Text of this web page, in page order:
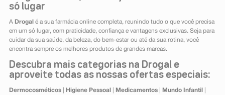
só lugar
A Drogal é a sua farmácia online completa, reunindo tudo o que você precisa
em um só lugar, com praticidade, confiança e vantagens exclusivas. Seja para
cuidar da sua saúde, da beleza, do bem-estar ou até da sua rotina, você
encontra sempre os melhores produtos de grandes marcas.
Descubra mais categorias na Drogal e
aproveite todas as nossas ofertas especiais:
Dermocosméticos| Higiene Pessoal Medicamentos| Mundo Infantil